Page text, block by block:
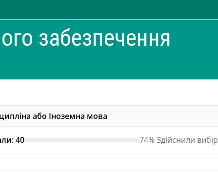
забезпечення
або Іноземна мова
40 74% Здійснили вибір